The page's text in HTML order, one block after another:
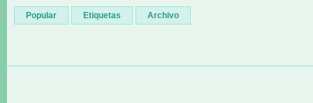
Popular Etiquetas Archivo